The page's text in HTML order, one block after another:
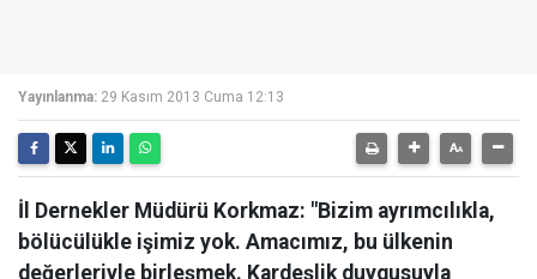
Yayınlanma: 29 Kasım 2013 Cuma 12:13
İl Dernekler Müdürü Korkmaz: "Bizim ayrımcılıkla,
bölücülükle işimiz yok. Amacımız, bu ülkenin
değerleriyle birleşmek. Kardeşlik duygusuyla